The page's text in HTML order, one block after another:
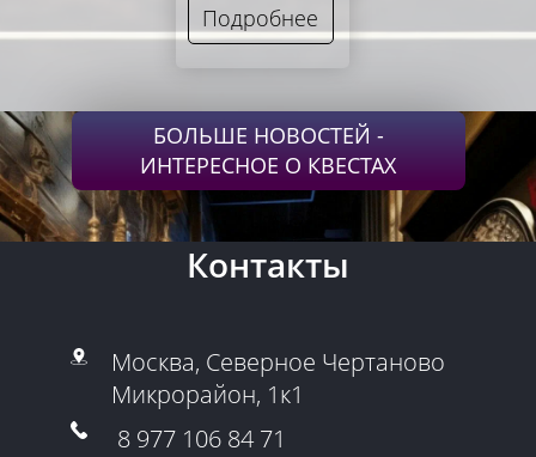
Подробнее
БОЛЬШЕ НОВОСТЕЙ -
ИНТЕРЕСНОЕ О КВЕСТАХ
Контакты
Москва, Северное Чертаново
Микрорайон, 1к1
8 977 106 84 71